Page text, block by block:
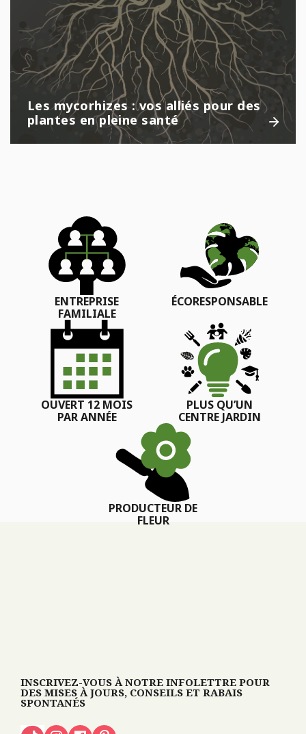
Les mycorhizes : vos alliés pour des
plantes en pleine santé
ENTREPRISE
FAMILIALE
ÉCORESPONSABLE
OUVERT 12 MOIS
PAR ANNÉE
PLUS QU’UN
CENTRE JARDIN
PRODUCTEUR DE
FLEUR
INSCRIVEZ-VOUS À NOTRE INFOLETTRE POUR
DES MISES À JOURS, CONSEILS ET RABAIS
SPONTANÉS